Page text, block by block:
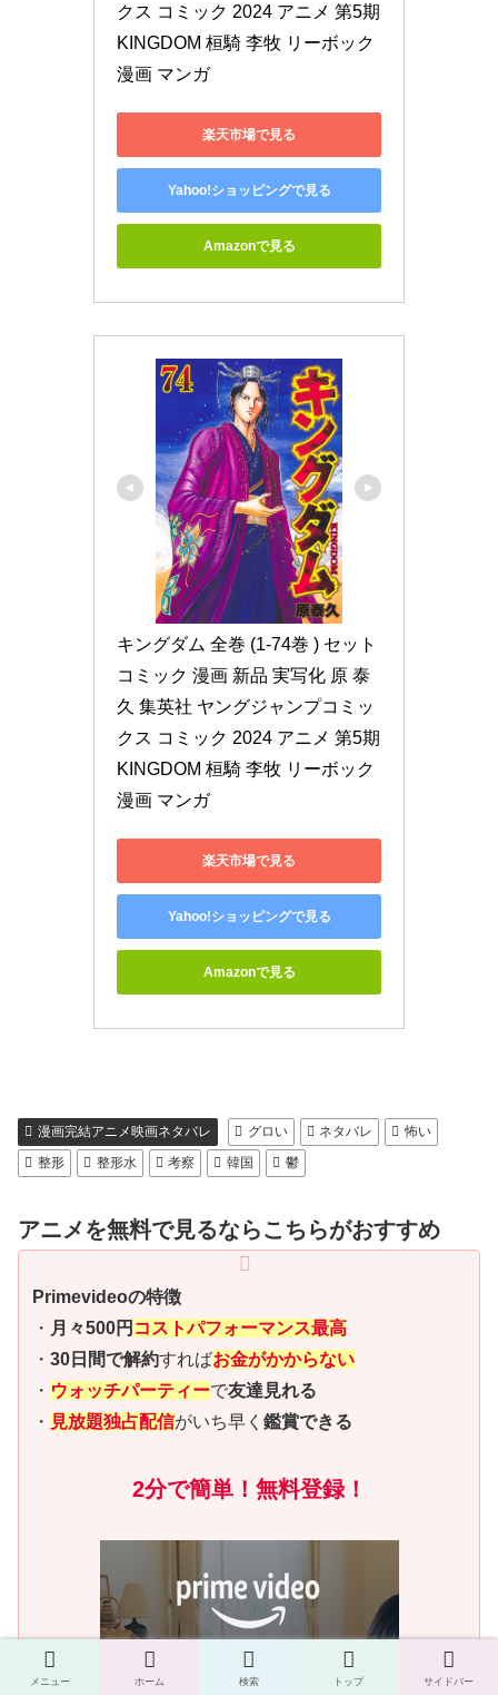
クス コミック 2024 アニメ 第5期
KINGDOM 桓騎 李牧 リーボック
漫画 マンガ
楽天市場で見る
Yahoo!ショッピングで見る
Amazonで見る
キングダム 全巻 (1-74巻 ) セット
コミック 漫画 新品 実写化 原 泰
久 集英社 ヤングジャンプコミッ
クス コミック 2024 アニメ 第5期
KINGDOM 桓騎 李牧 リーボック
漫画 マンガ
楽天市場で見る
Yahoo!ショッピングで見る
Amazonで見る
漫画完結アニメ映画ネタバレ グロい ネタバレ
怖い
整形
整形水 考察 韓国 鬱
アニメを無料で見るならこちらがおすすめ
Primevideoの特徴
・ 月々500円 コストパフォーマンス最高
・ 30日間で解約すればお金がかからない
・ ウォッチパーティーで友達見れる
・ 見放題独占配信がいち早く 鑑賞できる
2分で簡単！無料登録！
メニュー ホーム 検索 トップ サイドバー